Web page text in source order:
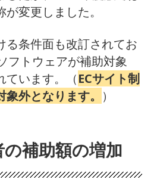
変更しました。
る条件面も改訂されてお
フトウェアが補助対象
ています。（ECサイト制
外となります。 ）
補助額の増加